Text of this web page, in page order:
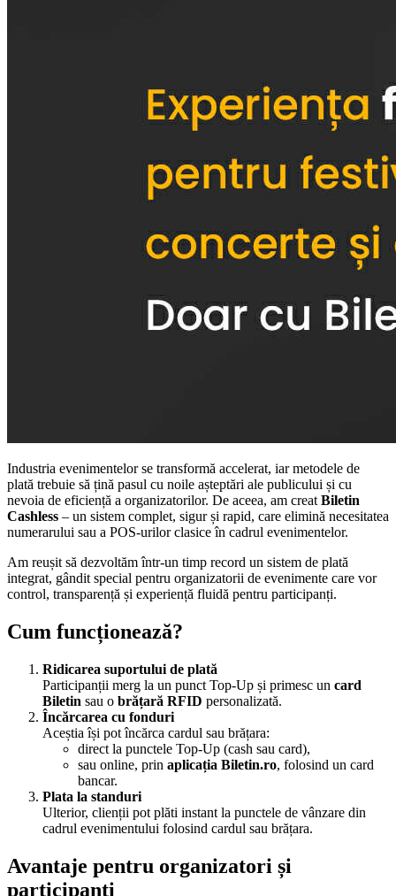
Industria evenimentelor se transformă accelerat, iar metodele de
plată trebuie să țină pasul cu noile așteptări ale publicului și cu
nevoia de eficiență a organizatorilor. De aceea, am creat Biletin
Cashless – un sistem complet, sigur și rapid, care elimină necesitatea
numerarului sau a POS-urilor clasice în cadrul evenimentelor.
Am reușit să dezvoltăm într-un timp record un sistem de plată
integrat, gândit special pentru organizatorii de evenimente care vor
control, transparență și experiență fluidă pentru participanți.
Cum funcționează?
Ridicarea suportului de plată
Participanții merg la un punct Top-Up și primesc un card
Biletin sau o brățară RFID personalizată.
Încărcarea cu fonduri
Aceștia își pot încărca cardul sau brățara:
direct la punctele Top-Up (cash sau card),
sau online, prin aplicația Biletin.ro, folosind un card
bancar.
Plata la standuri
Ulterior, clienții pot plăti instant la punctele de vânzare din
cadrul evenimentului folosind cardul sau brățara.
Avantaje pentru organizatori și
participanți